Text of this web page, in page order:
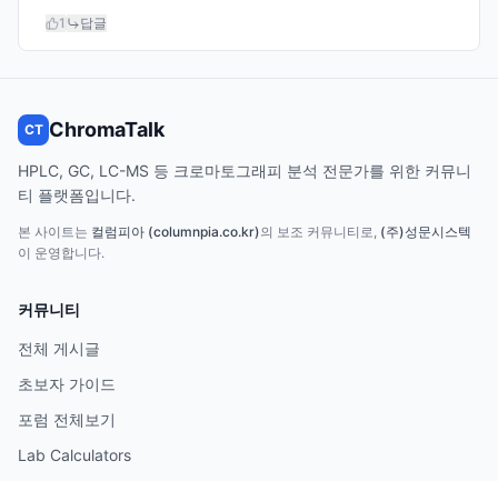
1 답글
CT ChromaTalk
HPLC, GC, LC-MS 등 크로마토그래피 분석 전문가를 위한 커뮤니
티 플랫폼입니다.
본 사이트는 컬럼피아 (columnpia.co.kr)의 보조 커뮤니티로, (주)성문시스텍
이 운영합니다.
커뮤니티
전체 게시글
초보자 가이드
포럼 전체보기
Lab Calculators